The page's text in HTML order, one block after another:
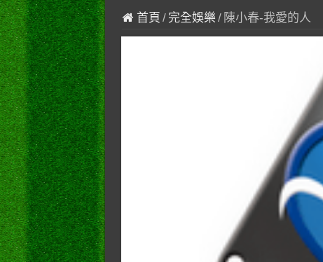
首頁 / 完全娛樂 / 陳小春-我愛的人